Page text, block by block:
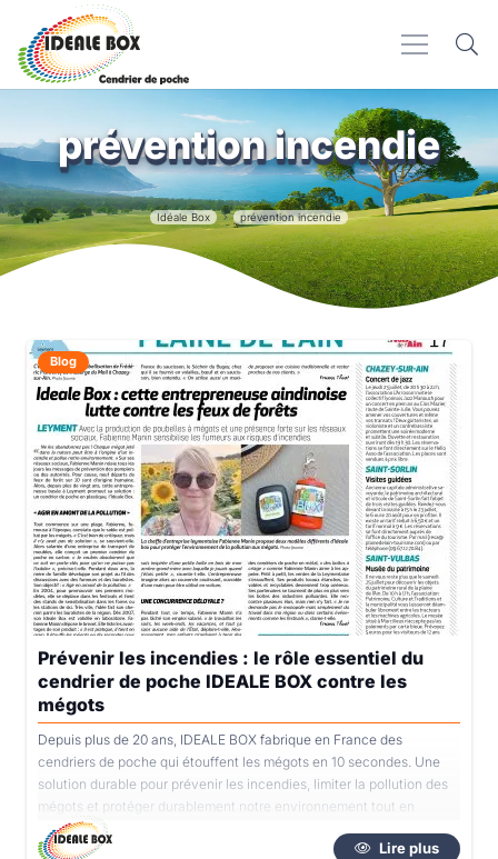
prévention incendie
Idéale Box prévention incendie
Prévenir les incendies : le rôle essentiel du
cendrier de poche IDEALE BOX contre les
mégots
Depuis plus de 20 ans, IDEALE BOX fabrique en France des
cendriers de poche qui étouffent les mégots en 10 secondes. Une
solution durable pour prévenir les incendies, limiter la pollution des
mégots et protéger durablement notre environnement tout en
soutenant une entreprise locale.
Lire plus
Blog